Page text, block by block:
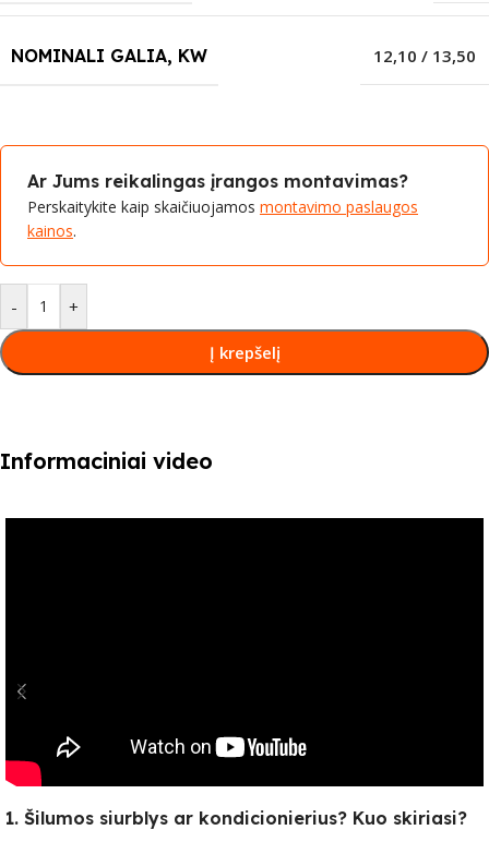
NOMINALI GALIA, KW 12,10 / 13,50
Ar Jums reikalingas įrangos montavimas?
Perskaitykite kaip skaičiuojamos montavimo paslaugos
kainos.
- +
Į krepšelį
Informaciniai video
1. Šilumos siurblys ar kondicionierius? Kuo skiriasi?